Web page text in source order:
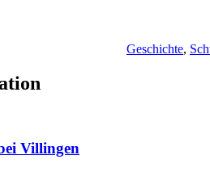
Geschichte,
Villingen